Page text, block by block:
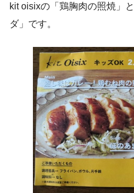
kit oisixの「鶏胸肉の照焼」
ダ」です。